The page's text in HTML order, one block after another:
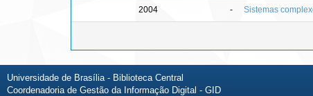
2004 - Sistemas
Universidade de Brasília - Biblioteca Central
Coordenadoria de Gestão da Informação Digital - GID